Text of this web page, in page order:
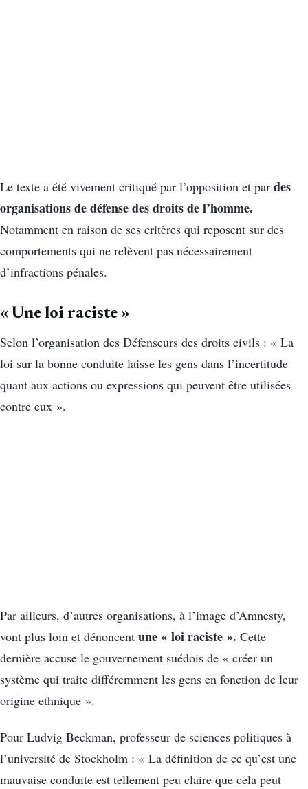
Le texte a été vivement critiqué par l’opposition et par des
organisations de défense des droits de l’homme.
Notamment en raison de ses critères qui reposent sur des
comportements qui ne relèvent pas nécessairement
d’infractions pénales.
« Une loi raciste »
Selon l’organisation des Défenseurs des droits civils : « La
loi sur la bonne conduite laisse les gens dans l’incertitude
quant aux actions ou expressions qui peuvent être utilisées
contre eux ».
Par ailleurs, d’autres organisations, à l’image d’Amnesty,
vont plus loin et dénoncent une « loi raciste ». Cette
dernière accuse le gouvernement suédois de « créer un
système qui traite différemment les gens en fonction de leur
origine ethnique ».
Pour Ludvig Beckman, professeur de sciences politiques à
l’université de Stockholm : « La définition de ce qu’est une
mauvaise conduite est tellement peu claire que cela peut